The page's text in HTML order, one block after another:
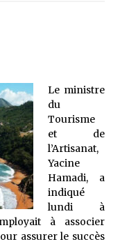
Le ministre
du
Tourisme
et de
l’Artisanat,
Yacine
Hamadi, a
indiqué
lundi à
à associer
assurer le succès